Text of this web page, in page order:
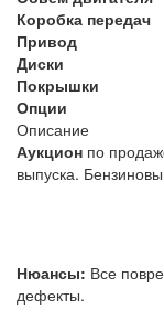
Коробка передач
Привод
Диски
Покрышки
Опции
Описание
Аукцион по
выпуска.
Нюансы: Все
дефекты.